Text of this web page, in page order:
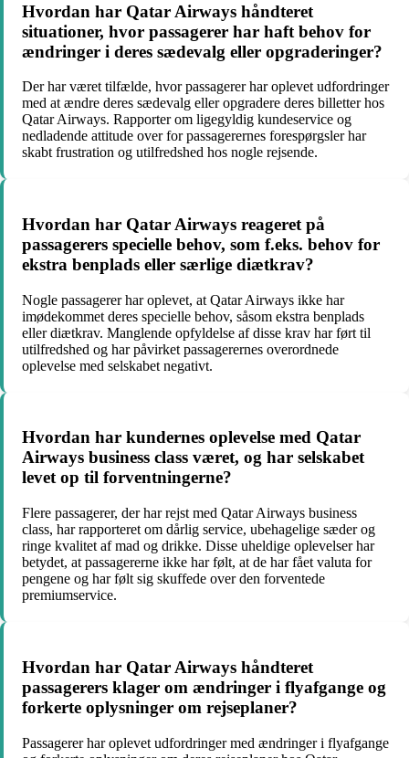
Hvordan har Qatar Airways håndteret
situationer, hvor passagerer har haft behov for
ændringer i deres sædevalg eller opgraderinger?
Der har været tilfælde, hvor passagerer har oplevet udfordringer
med at ændre deres sædevalg eller opgradere deres billetter hos
Qatar Airways. Rapporter om ligegyldig kundeservice og
nedladende attitude over for passagerernes forespørgsler har
skabt frustration og utilfredshed hos nogle rejsende.
Hvordan har Qatar Airways reageret på
passagerers specielle behov, som f.eks. behov for
ekstra benplads eller særlige diætkrav?
Nogle passagerer har oplevet, at Qatar Airways ikke har
imødekommet deres specielle behov, såsom ekstra benplads
eller diætkrav. Manglende opfyldelse af disse krav har ført til
utilfredshed og har påvirket passagerernes overordnede
oplevelse med selskabet negativt.
Hvordan har kundernes oplevelse med Qatar
Airways business class været, og har selskabet
levet op til forventningerne?
Flere passagerer, der har rejst med Qatar Airways business
class, har rapporteret om dårlig service, ubehagelige sæder og
ringe kvalitet af mad og drikke. Disse uheldige oplevelser har
betydet, at passagererne ikke har følt, at de har fået valuta for
pengene og har følt sig skuffede over den forventede
premiumservice.
Hvordan har Qatar Airways håndteret
passagerers klager om ændringer i flyafgange og
forkerte oplysninger om rejseplaner?
Passagerer har oplevet udfordringer med ændringer i flyafgange